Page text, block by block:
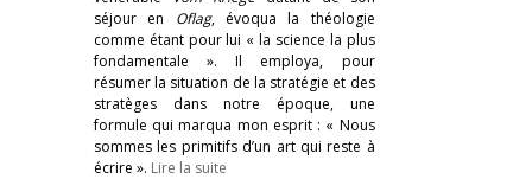
séjour en Oflag, évoqua la théologie
comme étant pour lui « la science la plus
fondamentale ». Il employa, pour
résumer la situation de la stratégie et des
stratèges dans notre époque, une
formule qui marqua mon esprit : « Nous
sommes les primitifs d’un art qui reste à
écrire ». Lire la suite